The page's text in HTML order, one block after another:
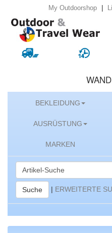
My Outdoorshop |
BEKLEIDUNG
AUSRÜSTUNG
MARKEN
Suche | ERWEITERTE